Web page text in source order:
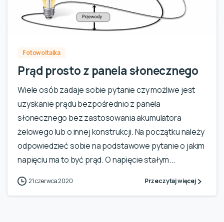
Fotowoltaika
Prąd prosto z panela słonecznego
Wiele osób zadaje sobie pytanie czy możliwe jest
uzyskanie prądu bezpośrednio z panela
słonecznego bez zastosowania akumulatora
żelowego lub o innej konstrukcji. Na początku należy
odpowiedzieć sobie na podstawowe pytanie o jakim
napięciu ma to być prąd. O napięcie stałym...
21 czerwca 2020 Przeczytaj więcej